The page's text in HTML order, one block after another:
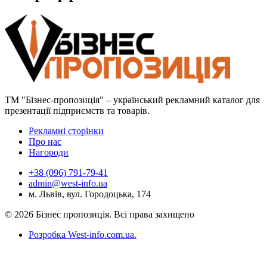
ТМ "Бізнес-пропозиція" – український рекламний каталог для
презентації підприємств та товарів.
Рекламні сторінки
Про нас
Нагороди
+38 (096) 791-79-41
admin@west-info.ua
м. Львів, вул. Городоцька, 174
© 2026 Бізнес пропозиція. Всі права захищено
Розробка West-info.com.ua.